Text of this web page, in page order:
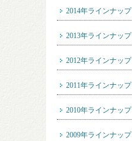
2014年ラインナップ
2013年ラインナップ
2012年ラインナップ
2011年ラインナップ
2010年ラインナップ
2009年ラインナップ